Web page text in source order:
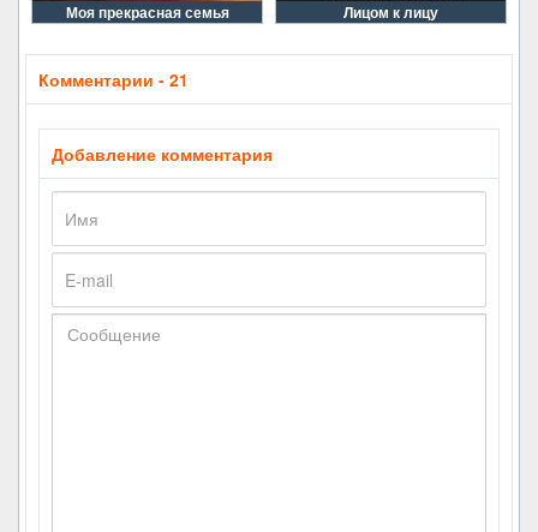
Моя прекрасная семья Лицом к лицу
Комментарии - 21
Добавление комментария